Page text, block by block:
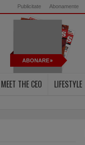
Publicitate Abonamente
ABONARE
MEET THE CEO LIFESTYLE